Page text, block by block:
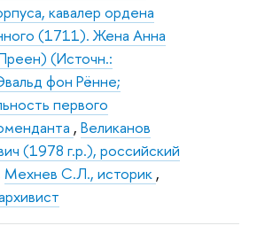
кавалер ордена
(1711). Жена Анна
(Источн.:
фон Рённе;
первого
, Великанов
(1978 г.р.), российский
Мехнев С.Л., историк ,